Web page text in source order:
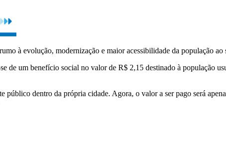
à evolução, modernização e maior acessibilidade da população ao
um benefício social no valor de R$ 2,15 destinado à população
dentro da própria cidade. Agora, o valor a ser pago será